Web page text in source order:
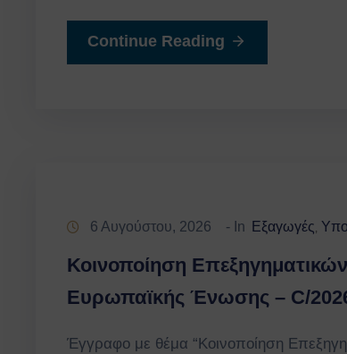
Continue Reading
6 Αυγούστου, 2026 - In Εξαγωγές‚
Κοινοποίηση
Ευρωπαϊκής Ένωσης – C/
Έγγραφο με θέμα “Κοινοποίηση